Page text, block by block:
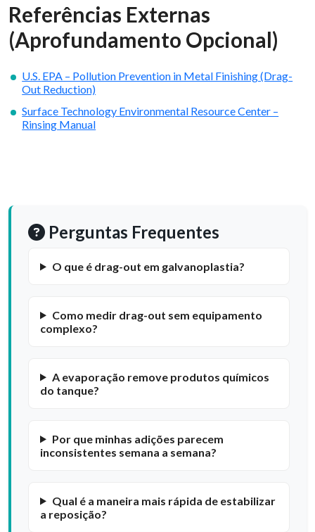
Referências Externas
(Aprofundamento Opcional)
U.S. EPA – Pollution Prevention in Metal Finishing (Drag-
Out Reduction)
Surface Technology Environmental Resource Center –
Rinsing Manual
Perguntas Frequentes
O que é drag-out em galvanoplastia?
Como medir drag-out sem equipamento
complexo?
A evaporação remove produtos químicos
do tanque?
Por que minhas adições parecem
inconsistentes semana a semana?
Qual é a maneira mais rápida de estabilizar
a reposição?